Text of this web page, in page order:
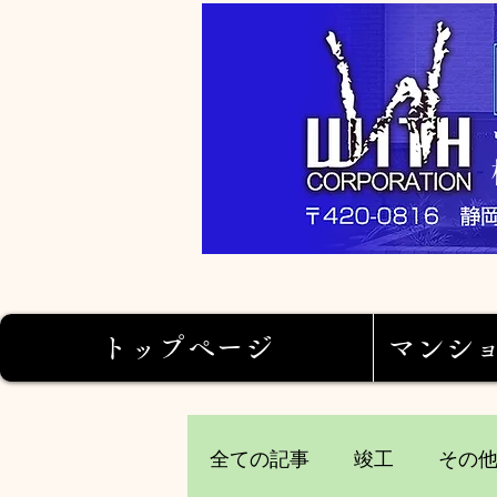
トップページ マンシ
全ての記事 竣工 その他